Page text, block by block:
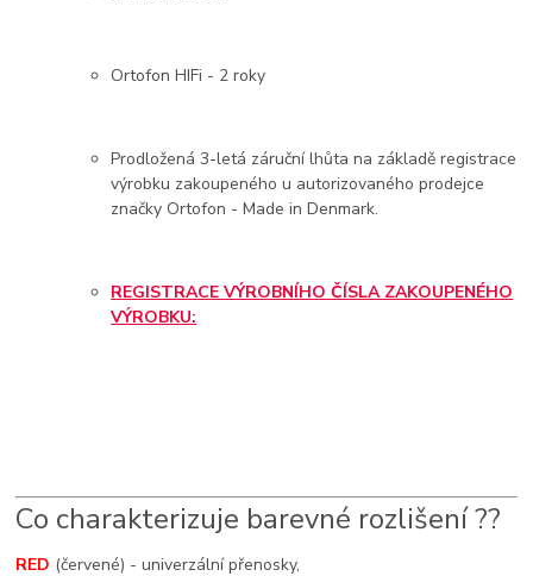
Ortofon HIFi - 2 roky
Prodložená 3-letá záruční lhůta na základě registrace
výrobku zakoupeného u autorizovaného prodejce
značky Ortofon - Made in Denmark.
REGISTRACE VÝROBNÍHO ČÍSLA ZAKOUPENÉHO
VÝROBKU:
Co charakterizuje barevné rozlišení ??
RED (červené) - univerzální přenosky,